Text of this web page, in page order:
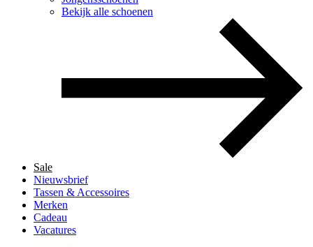
Bekijk alle schoenen
Sale
Nieuwsbrief
Tassen & Accessoires
Merken
Cadeau
Vacatures